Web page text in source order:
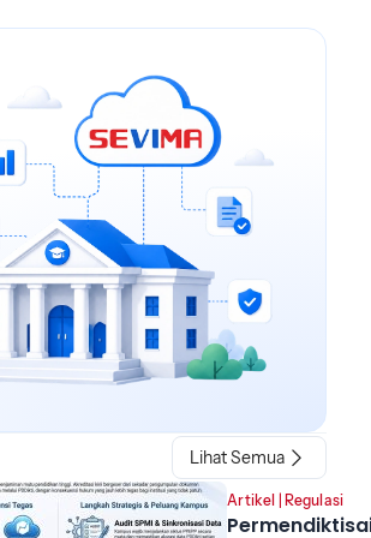
Lihat Semua
Artikel Regulasi